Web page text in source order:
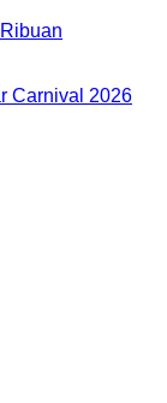
Carnival 2026